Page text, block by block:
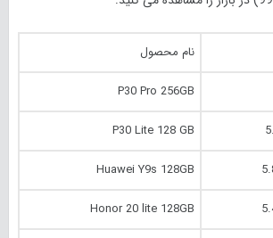
نام محصول
P30 Pro 256GB
P30 Lite 128 GB
Huawei Y9s 128GB
Honor 20 lite 128GB